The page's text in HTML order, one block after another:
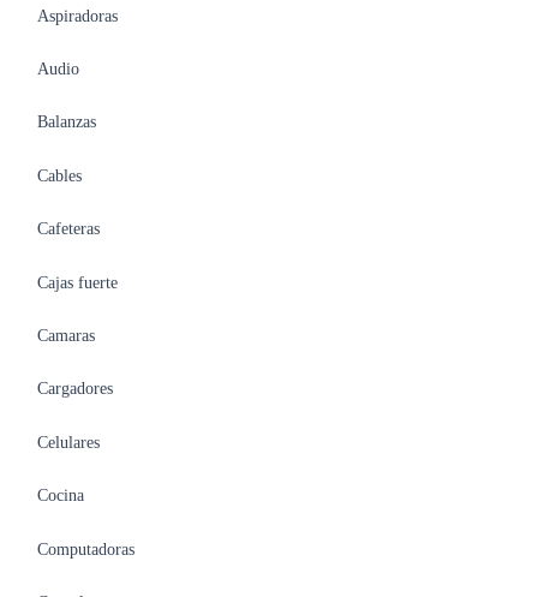
Aspiradoras
Audio
Balanzas
Cables
Cafeteras
Cajas fuerte
Camaras
Cargadores
Celulares
Cocina
Computadoras